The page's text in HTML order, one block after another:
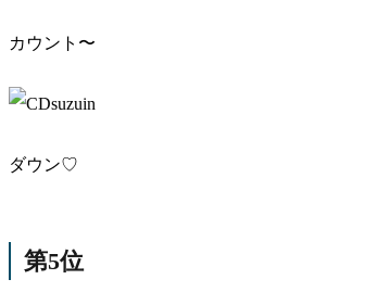
カウント〜
ダウン♡
第5位